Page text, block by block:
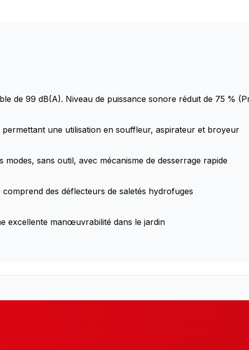
de 99 dB(A). Niveau de puissance sonore réduit de 75 %
une utilisation en souffleur, aspirateur et broyeur
modes, sans outil, avec mécanisme de desserrage rapide
des déflecteurs de saletés hydrofuges
excellente manœuvrabilité dans le jardin